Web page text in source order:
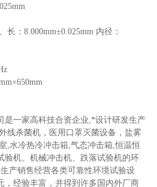
：8.000mm±0.025mm 内径：
是一家高科技合资企业,*设计研发生产
线杀菌机，医用口罩灭菌设备，盐雾
,水冷热冷冲击箱,气态冲击箱,恒温恒
验机、机械冲击机、跌落试验机的环
产销售经营各类可靠性环境试验设
，经验丰富，并得到许多国内外厂商